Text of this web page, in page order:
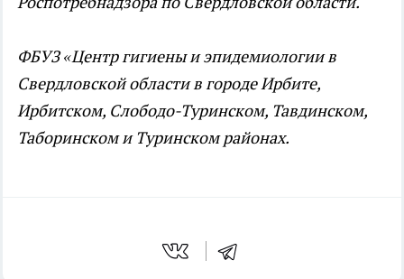
ФБУЗ «Центр гигиены и эпидемиологии в
Свердловской области в городе Ирбите,
Ирбитском, Слободо-Туринском, Тавдинском,
Таборинском и Туринском районах.